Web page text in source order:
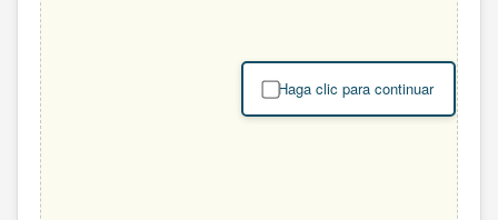
Haga clic para continuar